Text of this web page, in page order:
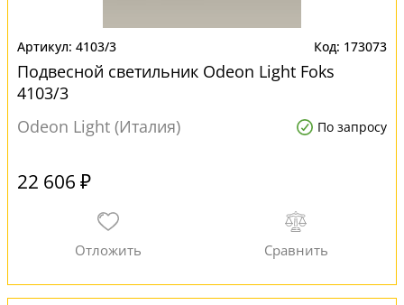
4103/3 173073
Подвесной светильник Odeon Light Foks
4103/3
Odeon Light (Италия)
По запросу
22 606 ₽